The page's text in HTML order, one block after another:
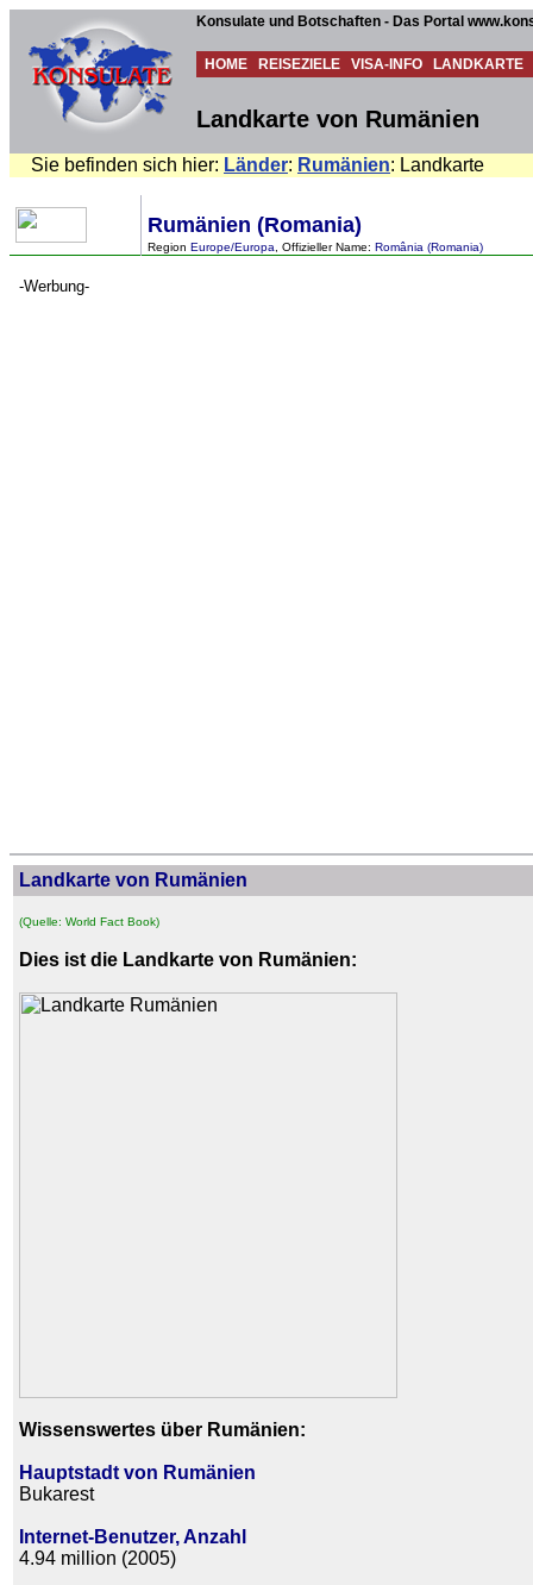
Konsulate und Botschaften - Das Portal
HOME REISEZIELE VISA-INFO LANDKARTE
Landkarte von Rumänien
Sie befinden sich hier: Länder: Rumänien: Landkarte
Rumänien (Romania)
Region Europe/Europa , Offizieller Name: România (Romania)
-Werbung-
Landkarte von Rumänien
(Quelle: World Fact Book)
Dies ist die Landkarte von Rumänien:
Wissenswertes über Rumänien:
Hauptstadt von Rumänien
Bukarest
Internet-Benutzer, Anzahl
4.94 million (2005)